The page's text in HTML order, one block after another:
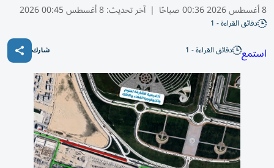
8 أغسطس 2026 00:36 صباحًا | آخر تحديث:8 أغسطس 00:45 2026
دقائق القراءة - 1
استمع دقائق القراءة - 1 شارك